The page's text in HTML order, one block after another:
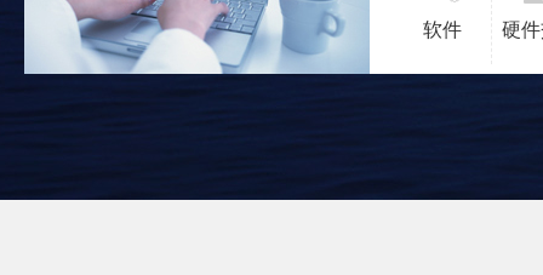
软件 硬